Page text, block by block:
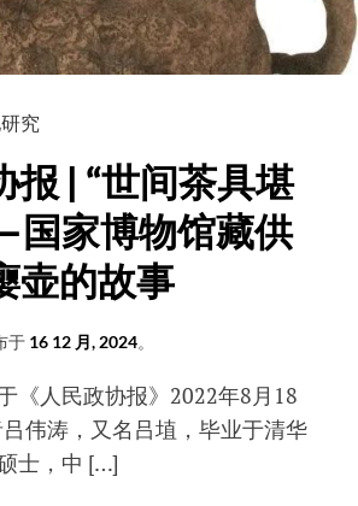
究
报 | “世间茶具堪
国家博物馆藏供
壶的故事
于 16 12 月, 2024。
《人民政协报》2022年8月18
伟涛，又名吕埴，毕业于清华
士，中 […]